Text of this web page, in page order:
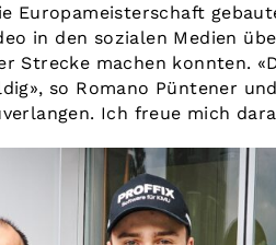
Europameisterschaft
in den sozialen Medien
Strecke machen konnten.
so Romano Püntener
Ich freue mich